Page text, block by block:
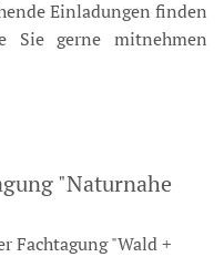
Einladungen finden
Sie gerne mitnehmen
"Naturnahe
Fachtagung "Wald +